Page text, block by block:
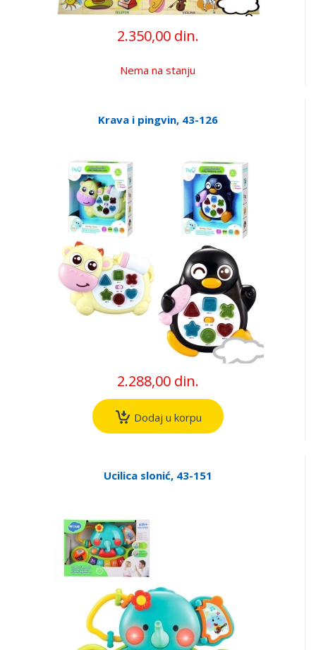
2.350,00 din.
Nema na stanju
Krava i pingvin, 43-126
2.288,00 din.
Dodaj u korpu
Ucilica slonić, 43-151